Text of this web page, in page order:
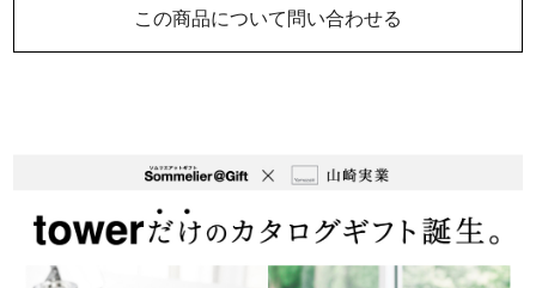
この商品について問い合わせる